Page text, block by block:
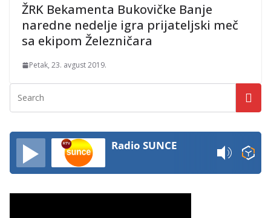
ŽRK Bekamenta Bukovičke Banje
naredne nedelje igra prijateljski meč
sa ekipom Železničara
Petak, 23. avgust 2019.
Radio SUNCE